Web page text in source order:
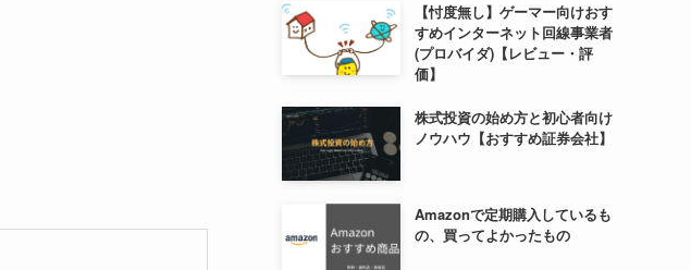
【忖度無し】ゲーマー向けおす
すめインターネット回線事業者
(プロバイダ)【レビュー・評
価】
株式投資の始め方と初心者向け
ノウハウ【おすすめ証券会社】
Amazonで定期購入しているも
の、買ってよかったもの